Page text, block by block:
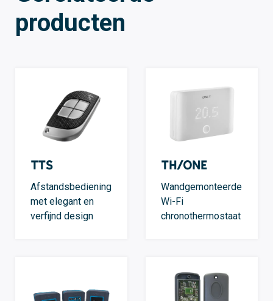
producten
TTS
Afstandsbediening
met elegant en
verfijnd design
TH/ONE
Wandgemonteerde
Wi-Fi
chronothermostaat